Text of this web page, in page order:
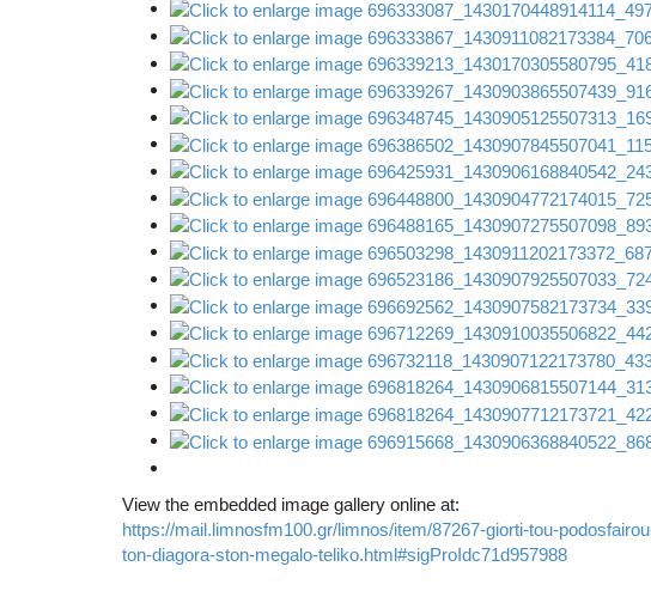
View the embedded image gallery online at:
https://mail.limnosfm100.gr/limnos/item/87267-giorti-tou-
ton-diagora-ston-megalo-teliko.html#sigProIdc71d957988